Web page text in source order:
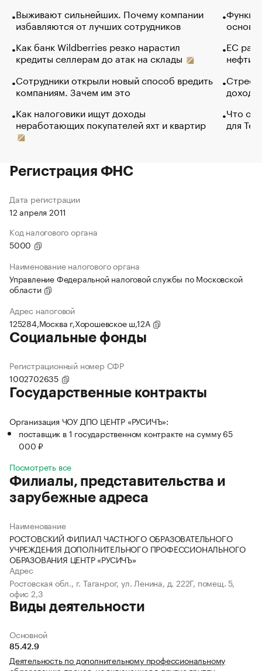
Выживают сильнейших. Почему компании
избавляются от лучших сотрудников
Как банк Wildberries резко нарастил
кредиты селлерам до атак на склады
Сотрудники открыли новый способ вредить
компаниям. Зачем им это
Как налоговики ищут доходы
неработающих покупателей яхт и квартир
основ
ЕС
нефти
Что
для
Регистрация ФНС
Дата регистрации
12 апреля 2011
Код налогового органа
5000
Наименование налогового органа
Управление Федеральной налоговой службы по Московской
области
Адрес налоговой
125284,Москва г,Хорошевское ш,12А
Социальные фонды
Регистрационный номер СФР
1002702635
Государственные контракты
Организация ЧОУ ДПО ЦЕНТР «РУСИЧЪ»:
поставщик в 1 государственном контракте на сумму 65
000 ₽
Посмотреть все
Филиалы, представительства и
зарубежные адреса
Наименование
РОСТОВСКИЙ ФИЛИАЛ ЧАСТНОГО ОБРАЗОВАТЕЛЬНОГО
УЧРЕЖДЕНИЯ ДОПОЛНИТЕЛЬНОГО ПРОФЕССИОНАЛЬНОГО
ОБРАЗОВАНИЯ ЦЕНТР «РУСИЧЪ»
Адрес
Ростовская обл., г. Таганрог, ул. Ленина, д. 222Г, помещ. 5,
офис 2,3
Виды деятельности
Основной
85.42.9
Деятельность по дополнительному профессиональному